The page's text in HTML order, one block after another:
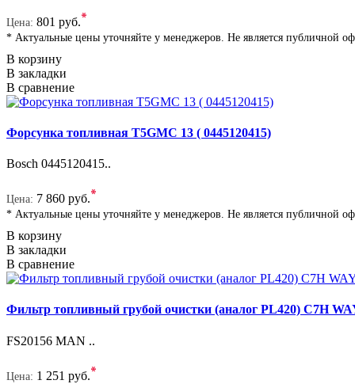
Цена: 801 руб.*
* Актуальные цены уточняйте у менеджеров. Не является публичной
В корзину
В закладки
В сравнение
Форсунка топливная T5GMC 13 ( 0445120415)
Bosch 0445120415..
Цена: 7 860 руб.*
* Актуальные цены уточняйте у менеджеров. Не является публичной
В корзину
В закладки
В сравнение
Фильтр топливный грубой очистки (аналог PL420) C7H
FS20156 MAN ..
Цена: 1 251 руб.*